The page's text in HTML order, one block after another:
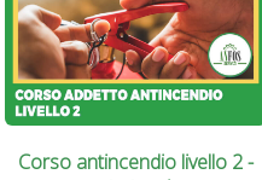
Corso antincendio livello 2 -